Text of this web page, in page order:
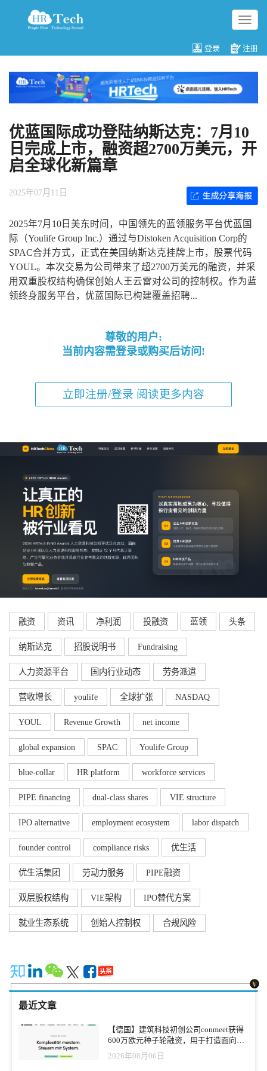
切
换
航
登录 注册
优蓝国际成功登陆纳斯达克：7月10
日完成上市，融资超2700万美元，开
启全球化新篇章
2025年07月11日
2025年7月10日美东时间，中国领先的蓝领服务平台优蓝国
际（Youlife Group Inc.）通过与Distoken Acquisition Corp的
SPAC合并方式，正式在美国纳斯达克挂牌上市，股票代码
YOUL。本次交易为公司带来了超2700万美元的融资，并采
用双重股权结构确保创始人王云雷对公司的控制权。作为蓝
领终身服务平台，优蓝国际已构建覆盖招聘...
尊敬的用户:
当前内容需登录或购买后访问!
立即注册/登录 阅读更多内容
融资 资讯 净利润 投融资 蓝领 头条
纳斯达克 招股说明书 Fundraising
人力资源平台 国内行业动态 劳务派遣
营收增长 youlife 全球扩张 NASDAQ
YOUL Revenue Growth net income
global expansion SPAC Youlife Group
blue-collar HR platform workforce services
PIPE financing dual-class shares VIE structure
IPO alternative employment ecosystem labor dispatch
founder control compliance risks 优生活
优生活集团 劳动力服务 PIPE融资
双层股权结构 VIE架构 IPO替代方案
就业生态系统 创始人控制权 合规风险
最近文章
【德国】建筑科技初创公司conmeet获得
600万欧元种子轮融资，用于打造面向贸
易和建筑行业的AI操作系统
2026年08月06日